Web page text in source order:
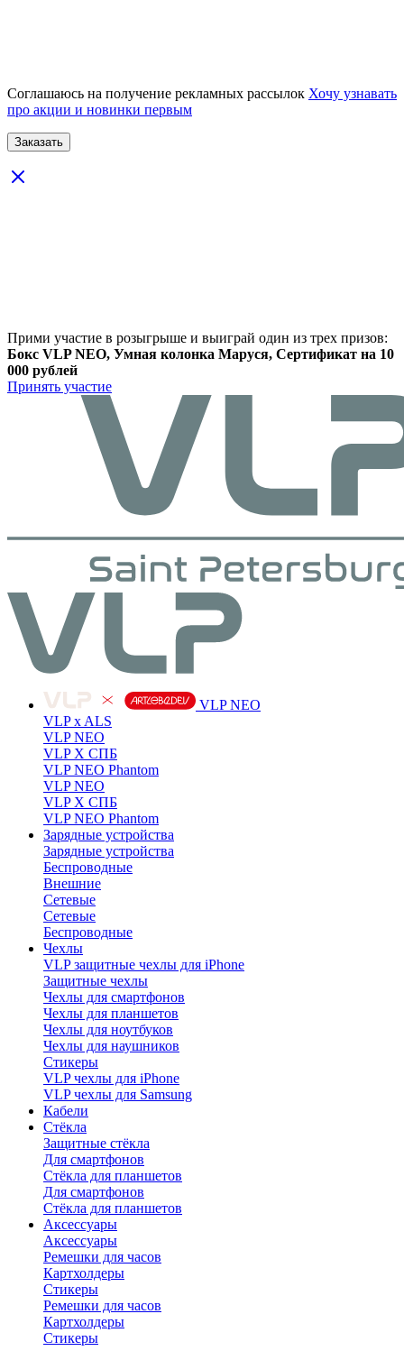
Соглашаюсь на получение рекламных рассылок Хочу узнавать
про акции и новинки первым
Прими участие в розыгрыше и выиграй один из трех призов:
Бокс VLP NEO, Умная колонка Маруся, Сертификат на 10
000 рублей
Принять участие
VLP NEO
VLP x ALS
VLP NEO
VLP X СПБ
VLP NEO Phantom
VLP NEO
VLP X СПБ
VLP NEO Phantom
Зарядные устройства
Зарядные устройства
Беспроводные
Внешние
Сетевые
Сетевые
Беспроводные
Чехлы
VLP защитные чехлы для iPhone
Защитные чехлы
Чехлы для смартфонов
Чехлы для планшетов
Чехлы для ноутбуков
Чехлы для наушников
Стикеры
VLP чехлы для iPhone
VLP чехлы для Samsung
Кабели
Стёкла
Защитные стёкла
Для смартфонов
Стёкла для планшетов
Для смартфонов
Стёкла для планшетов
Аксессуары
Аксессуары
Ремешки для часов
Картхолдеры
Стикеры
Ремешки для часов
Картхолдеры
Стикеры